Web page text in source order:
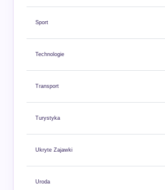
Sport
Technologie
Transport
Turystyka
Ukryte Zajawki
Uroda